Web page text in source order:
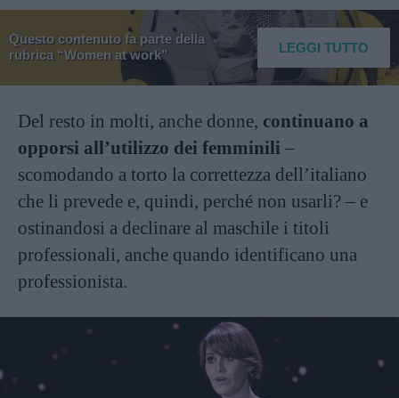
Questo contenuto fa parte della
rubrica “Women at work”
LEGGI TUTTO
Del resto in molti, anche donne, continuano a
opporsi all’utilizzo dei femminili –
scomodando a torto la correttezza dell’italiano
che li prevede e, quindi, perché non usarli? – e
ostinandosi a declinare al maschile i titoli
professionali, anche quando identificano una
professionista.